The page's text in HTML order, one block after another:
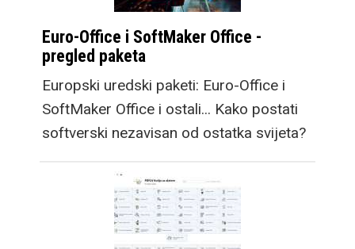
Euro-Office i SoftMaker Office -
pregled paketa
Europski uredski paketi: Euro-Office i
SoftMaker Office i ostali... Kako postati
softverski nezavisan od ostatka svijeta?